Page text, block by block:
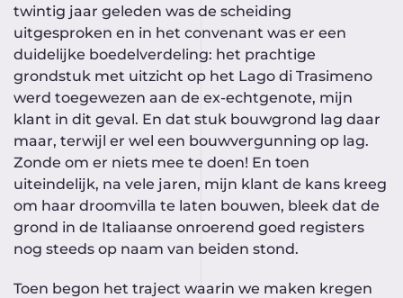
twintig jaar geleden was de scheiding
uitgesproken en in het convenant was er een
duidelijke boedelverdeling: het prachtige
grondstuk met uitzicht op het Lago di Trasimeno
werd toegewezen aan de ex-echtgenote, mijn
klant in dit geval. En dat stuk bouwgrond lag daar
maar, terwijl er wel een bouwvergunning op lag.
Zonde om er niets mee te doen! En toen
uiteindelijk, na vele jaren, mijn klant de kans kreeg
om haar droomvilla te laten bouwen, bleek dat de
grond in de Italiaanse onroerend goed registers
nog steeds op naam van beiden stond.
Toen begon het traject waarin we maken kregen